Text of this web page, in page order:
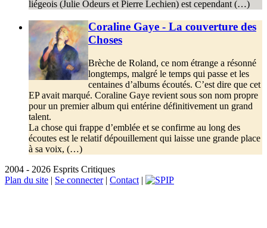
liégeois (Julie Odeurs et Pierre Lechien) est cependant (…)
Coraline Gaye - La couverture des
Choses
Brèche de Roland, ce nom étrange a résonné
longtemps, malgré le temps qui passe et les
centaines d’albums écoutés. C’est dire que cet
EP avait marqué. Coraline Gaye revient sous son nom propre
pour un premier album qui entérine définitivement un grand
talent.
La chose qui frappe d’emblée et se confirme au long des
écoutes est le relatif dépouillement qui laisse une grande place
à sa voix, (…)
2004 - 2026 Esprits Critiques
Plan du site | Se connecter| Contact |